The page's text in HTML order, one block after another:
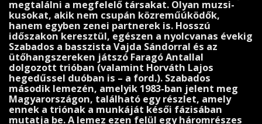
megtalálni a megfelelő társakat. Olyan muzsi­
kusokat, akik nem csupán közreműúködők,
hanem egyben zenei partnerek is. Hosszú
időszakon keresztül, egészen a nyolc­vanas évekig
Szabados a basszista Vajda Sándorral és az
ütőhangszereken játszó Faragó Antallal
dolgozott trióban (valamint Horváth Lajos
hegedűssel duóban is – a ford.). Szabados
második lemezén, amelyik 1983-ban jelent meg
Magyarországon, található egy részlet, amely
ennek a triónak a munkáját késői fázisában
mutatja be. A lemez ezen felül egy háromrészes